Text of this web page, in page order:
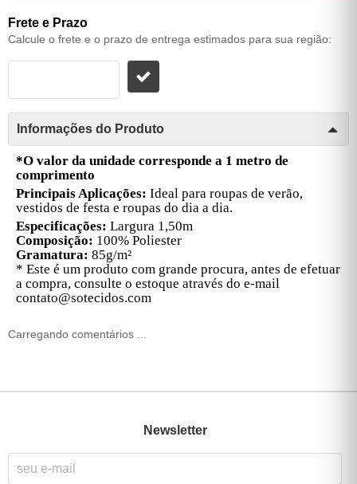
Frete e Prazo
Calcule o frete e o prazo de entrega estimados para sua região:
Informações do Produto
*O valor da unidade corresponde a 1 metro de
comprimento
Principais Aplicações: Ideal para roupas de verão,
vestidos de festa e roupas do dia a dia.
Especificações: Largura 1,50m
Composição: 100% Poliester
Gramatura: 85g/m²
* Este é um produto com grande procura, antes de efetuar
a compra, consulte o estoque através do e-mail
contato@sotecidos.com
Carregando comentários ...
Newsletter